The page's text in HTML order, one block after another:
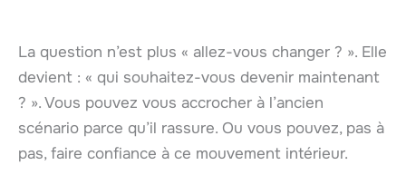
La question n’est plus « allez-vous changer ? ». Elle
devient : « qui souhaitez-vous devenir maintenant
? ». Vous pouvez vous accrocher à l’ancien
scénario parce qu’il rassure. Ou vous pouvez, pas à
pas, faire confiance à ce mouvement intérieur.